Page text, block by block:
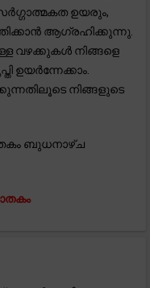
ഉയരും,
ആഗ്രഹിക്കുന്നു.
വഴക്കുകൾ നിങ്ങളെ
നിങ്ങളുടെ
ബുധനാഴ്ച